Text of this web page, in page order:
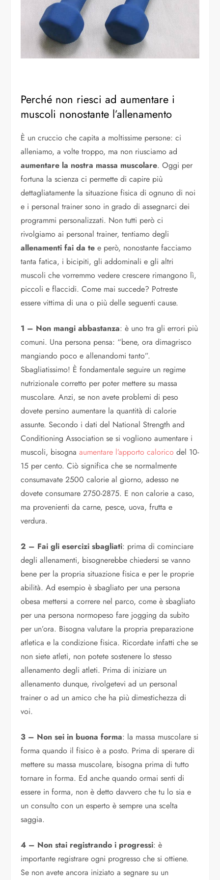
Perché non riesci ad aumentare i
muscoli nonostante l’allenamento
È un cruccio che capita a moltissime persone: ci
alleniamo, a volte troppo, ma non riusciamo ad
aumentare la nostra massa muscolare. Oggi per
fortuna la scienza ci permette di capire più
dettagliatamente la situazione fisica di ognuno di noi
e i personal trainer sono in grado di assegnarci dei
programmi personalizzati. Non tutti però ci
rivolgiamo ai personal trainer, tentiamo degli
allenamenti fai da te e però, nonostante facciamo
tanta fatica, i bicipiti, gli addominali e gli altri
muscoli che vorremmo vedere crescere rimangono lì,
piccoli e flaccidi. Come mai succede? Potreste
essere vittima di una o più delle seguenti cause.
1 – Non mangi abbastanza: è uno tra gli errori più
comuni. Una persona pensa: “bene, ora dimagrisco
mangiando poco e allenandomi tanto”.
Sbagliatissimo! È fondamentale seguire un regime
nutrizionale corretto per poter mettere su massa
muscolare. Anzi, se non avete problemi di peso
dovete persino aumentare la quantità di calorie
assunte. Secondo i dati del National Strength and
Conditioning Association se si vogliono aumentare i
muscoli, bisognaaumentare l’apporto calorico del 10-
15 per cento. Ciò significa che se normalmente
consumavate 2500 calorie al giorno, adesso ne
dovete consumare 2750-2875. E non calorie a caso,
ma provenienti da carne, pesce, uova, frutta e
verdura.
2 – Fai gli esercizi sbagliati: prima di cominciare
degli allenamenti, bisognerebbe chiedersi se vanno
bene per la propria situazione fisica e per le proprie
abilità. Ad esempio è sbagliato per una persona
obesa mettersi a correre nel parco, come è sbagliato
per una persona normopeso fare jogging da subito
per un’ora. Bisogna valutare la propria preparazione
atletica e la condizione fisica. Ricordate infatti che se
non siete atleti, non potete sostenere lo stesso
allenamento degli atleti. Prima di iniziare un
allenamento dunque, rivolgetevi ad un personal
trainer o ad un amico che ha più dimestichezza di
voi.
3 – Non sei in buona forma: la massa muscolare si
forma quando il fisico è a posto. Prima di sperare di
mettere su massa muscolare, bisogna prima di tutto
tornare in forma. Ed anche quando ormai senti di
essere in forma, non è detto davvero che tu lo sia e
un consulto con un esperto è sempre una scelta
saggia.
4 – Non stai registrando i progressi: è
importante registrare ogni progresso che si ottiene.
Se non avete ancora iniziato a segnare su un